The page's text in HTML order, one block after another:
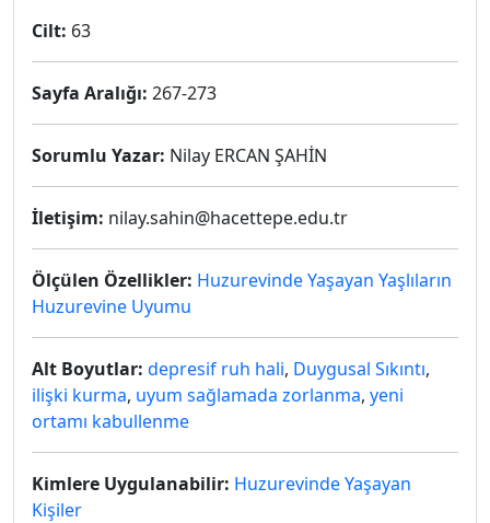
Cilt: 63
Sayfa Aralığı: 267-273
Sorumlu Yazar: Nilay ERCAN ŞAHİN
İletişim: nilay.sahin@hacettepe.edu.tr
Ölçülen Özellikler: Huzurevinde Yaşayan Yaşlıların
Huzurevine Uyumu
Alt Boyutlar: depresif ruh hali, Duygusal Sıkıntı,
ilişki kurma, uyum sağlamada zorlanma, yeni
ortamı kabullenme
Kimlere Uygulanabilir: Huzurevinde Yaşayan
Kişiler